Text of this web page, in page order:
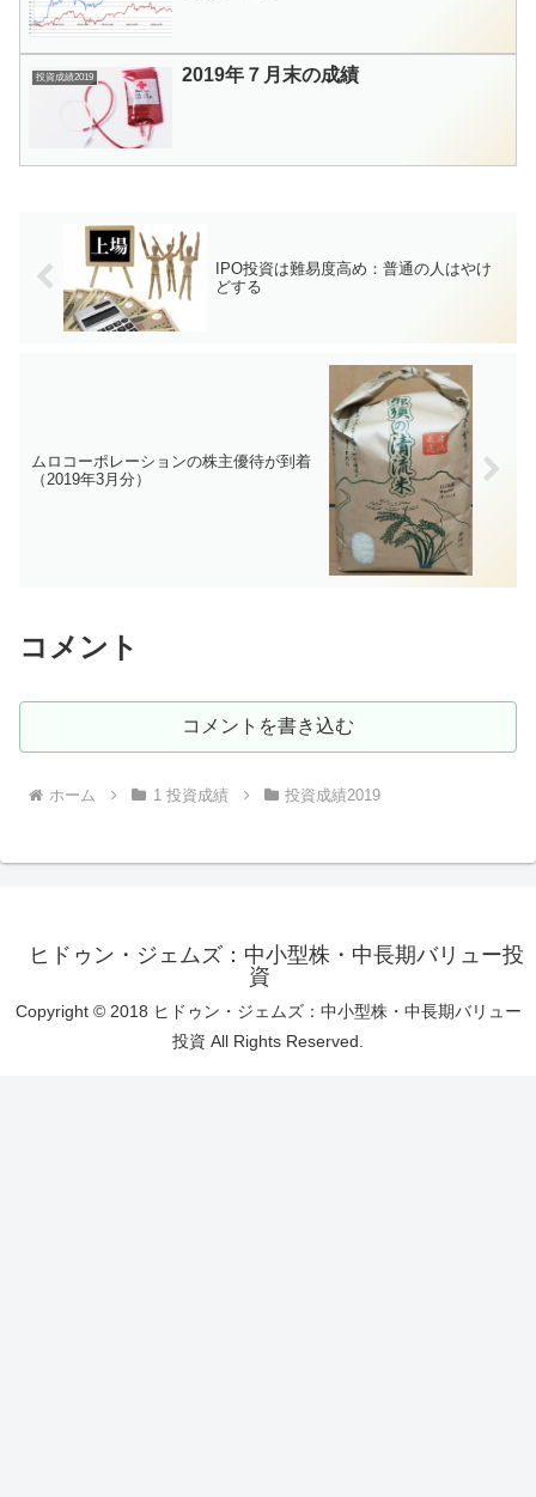
投資成績2019 2019年７月末の成績
IPO投資は難易度高め：普通の人はやけ
どする
ムロコーポレーションの株主優待が到着
（2019年3月分）
コメント
コメントを書き込む
ホーム 1 投資成績 投資成績2019
ヒドゥン・ジェムズ：中小型株・中長期バリュー投
資
Copyright © 2018 ヒドゥン・ジェムズ：中小型株・中長期バリュー
投資 All Rights Reserved.